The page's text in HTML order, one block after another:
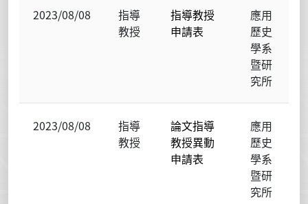
2023/08/08
指導
教授
指導教授
申請表
應用
歷史
學系
暨研
究所
2023/08/08
指導
教授
論文指導
教授異動
申請表
應用
歷史
學系
暨研
究所